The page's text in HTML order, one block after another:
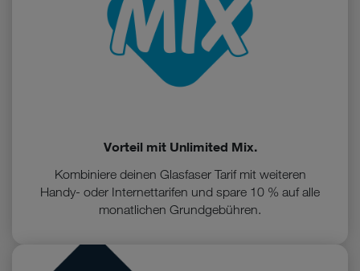
Vorteil mit Unlimited Mix.
Kombiniere deinen Glasfaser Tarif mit weiteren
Handy- oder Internettarifen und spare 10 % auf alle
monatlichen Grundgebühren.